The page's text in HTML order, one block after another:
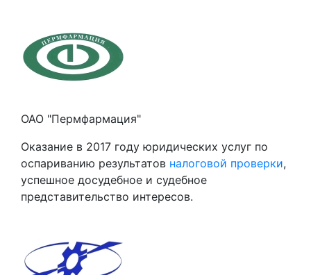
ОАО "Пермфармация"
Оказание в 2017 году юридических услуг по
оспариванию результатов налоговой проверки,
успешное досудебное и судебное
представительство интересов.